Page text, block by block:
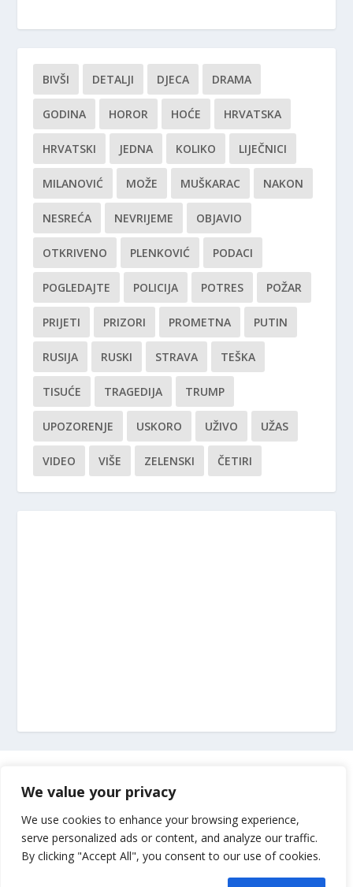
We value your privacy
We use cookies to enhance your browsing experience,
serve personalized ads or content, and analyze our traffic.
By clicking "Accept All", you consent to our use of cookies.
BIVŠI DETALJI DJECA DRAMA
GODINA HOROR HOĆE HRVATSKA
HRVATSKI JEDNA KOLIKO LIJEČNICI
MILANOVIĆ MOŽE MUŠKARAC NAKON
NESREĆA NEVRIJEME OBJAVIO
OTKRIVENO PLENKOVIĆ PODACI
POGLEDAJTE POLICIJA POTRES POŽAR
PRIJETI PRIZORI PROMETNA PUTIN
RUSIJA RUSKI STRAVA TEŠKA
TISUĆE TRAGEDIJA TRUMP
UPOZORENJE USKORO UŽIVO UŽAS
VIDEO VIŠE ZELENSKI ČETIRI
Impressum
Uvjeti korištenja